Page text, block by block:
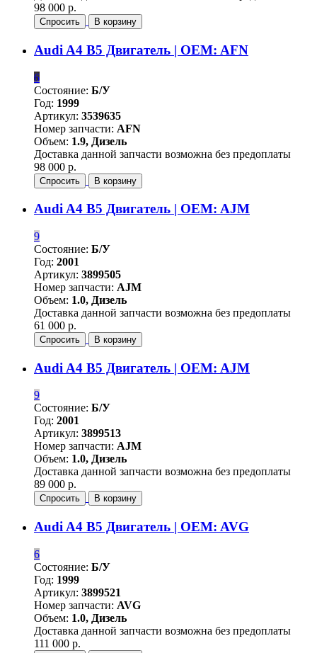
98 000 р.
Спросить В корзину
Audi A4 B5 Двигатель | OEM: AFN
6
Состояние: Б/У
Год: 1999
Артикул: 3539635
Номер запчасти: AFN
Объем: 1.9, Дизель
Доставка данной запчасти возможна без предоплаты
98 000 р.
Спросить В корзину
Audi A4 B5 Двигатель | OEM: AJM
9
Состояние: Б/У
Год: 2001
Артикул: 3899505
Номер запчасти: AJM
Объем: 1.0, Дизель
Доставка данной запчасти возможна без предоплаты
61 000 р.
Спросить В корзину
Audi A4 B5 Двигатель | OEM: AJM
9
Состояние: Б/У
Год: 2001
Артикул: 3899513
Номер запчасти: AJM
Объем: 1.0, Дизель
Доставка данной запчасти возможна без предоплаты
89 000 р.
Спросить В корзину
Audi A4 B5 Двигатель | OEM: AVG
6
Состояние: Б/У
Год: 1999
Артикул: 3899521
Номер запчасти: AVG
Объем: 1.0, Дизель
Доставка данной запчасти возможна без предоплаты
111 000 р.